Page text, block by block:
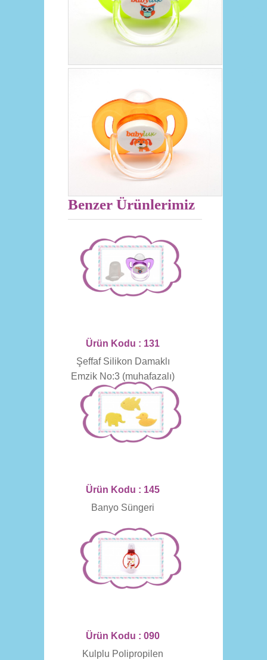
Benzer Ürünlerimiz
Ürün Kodu : 131
Şeffaf Silikon Damaklı
Emzik No:3 (muhafazalı)
Ürün Kodu : 145
Banyo Süngeri
Ürün Kodu : 090
Kulplu Polipropilen